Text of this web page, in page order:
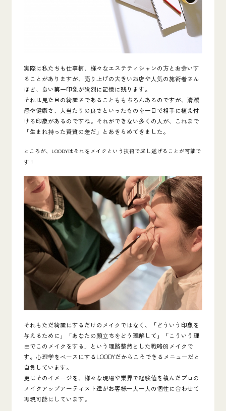
実際に私たちも仕事柄、様々なエステティシャンの方とお会いす
ることがありますが、売り上げの大きいお店や人気の施術者さん
ほど、良い第一印象が強烈に記憶に残ります。
それは見た目の綺麗さであることももちろんあるのですが、清潔
感や健康さ、人当たりの良さといったものを一目で相手に植え付
ける印象があるのですね。それができない多くの人が、これまで
「生まれ持った資質の差だ」とあきらめてきました。
ところが、LOODYはそれをメイクという技術で成し遂げることが可能で
す！
それもただ綺麗にするだけのメイクではなく、「どういう印象を
与えるために」「あなたの顔立ちをどう理解して」「こういう理
由でこのメイクをする」という理路整然とした戦略的メイクで
す。心理学をベースにするLOODYだからこそできるメニューだと
自負しています。
更にそのイメージを、様々な現場や業界で経験値を積んだプロの
メイクアップアーティスト達がお客様一人一人の個性に合わせて
再現可能にしています。